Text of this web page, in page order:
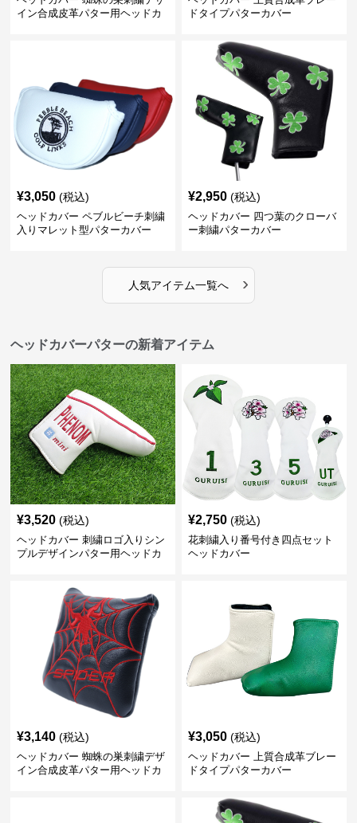
イン合成皮革パター用ヘッドカ
ドタイプパターカバー
¥3,050 (税込)
ヘッドカバー ペブルビーチ刺繍
入りマレット型パターカバー
¥2,950 (税込)
ヘッドカバー 四つ葉のクローバ
ー刺繍パターカバー
人気アイテム一覧へ ›
ヘッドカバーパターの新着アイテム
¥3,520 (税込)
ヘッドカバー 刺繍ロゴ入りシン
プルデザインパター用ヘッドカ
¥2,750 (税込)
花刺繍入り番号付き四点セット
ヘッドカバー
¥3,140 (税込)
ヘッドカバー 蜘蛛の巣刺繍デザ
イン合成皮革パター用ヘッドカ
¥3,050 (税込)
ヘッドカバー 上質合成革ブレー
ドタイプパターカバー